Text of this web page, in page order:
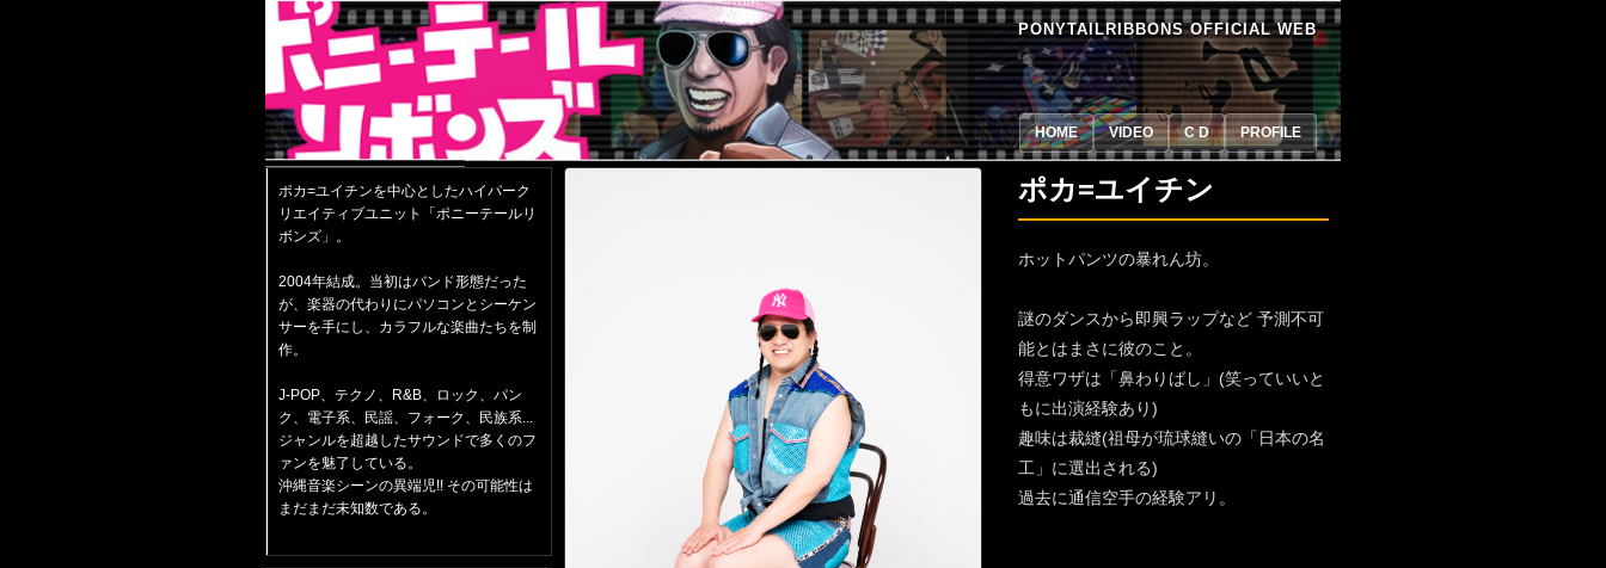
PONYTAILRIBBONS OFFICIAL WEB
HOME VIDEO C D PROFILE
ポカ=ユイチン
ホットパンツの暴れん坊。
謎のダンスから即興ラップなど 予測不可
能とはまさに彼のこと。
得意ワザは「鼻わりばし」(笑っていいと
もに出演経験あり)
趣味は裁縫(祖母が琉球縫いの「日本の名
工」に選出される)
過去に通信空手の経験アリ。
ポカ=ユイチンを中心としたハイパーク
リエイティブユニット「ポニーテールリ
ボンズ」。
2004年結成。当初はバンド形態だった
が、楽器の代わりにパソコンとシーケン
サーを手にし、カラフルな楽曲たちを制
作。
J-POP、テクノ、R&B、ロック、パン
ク、電子系、民謡、フォーク、民族系...
ジャンルを超越したサウンドで多くのフ
ァンを魅了している。
沖縄音楽シーンの異端児!! その可能性は
まだまだ未知数である。